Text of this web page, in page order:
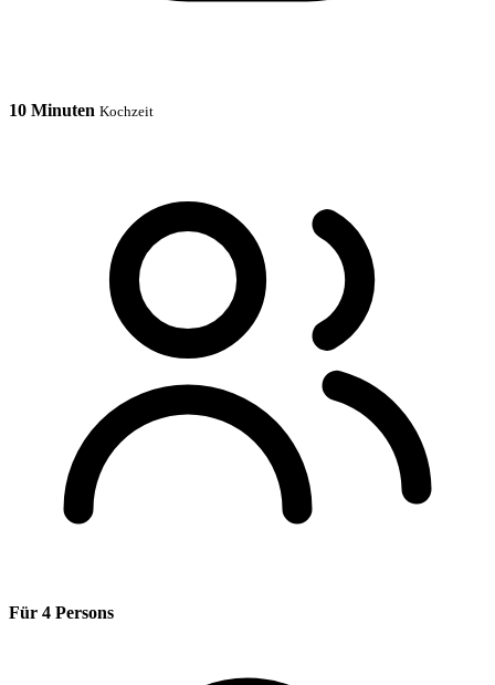
10 Minuten Kochzeit
Für 4 Persons